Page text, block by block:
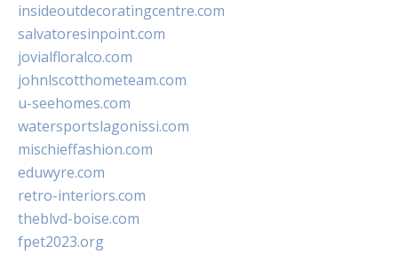
insideoutdecoratingcentre.com
salvatoresinpoint.com
jovialfloralco.com
johnlscotthometeam.com
u-seehomes.com
watersportslagonissi.com
mischieffashion.com
eduwyre.com
retro-interiors.com
theblvd-boise.com
fpet2023.org